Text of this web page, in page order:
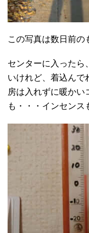
この写真は数日前の
センターに入ったら
いけれど、着込んで
房は入れずに暖かい
も・・・インセンス